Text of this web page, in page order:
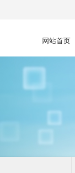
网站首页